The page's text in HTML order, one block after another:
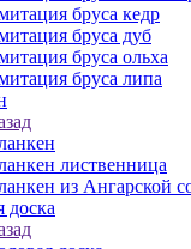
бруса кедр
бруса дуб
бруса ольха
бруса липа
лиственница
из Ангарской
доска